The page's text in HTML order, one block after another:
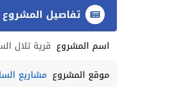
تفاصيل المشروع
اسم المشروع قرية تلال
موقع المشروع مشاريع